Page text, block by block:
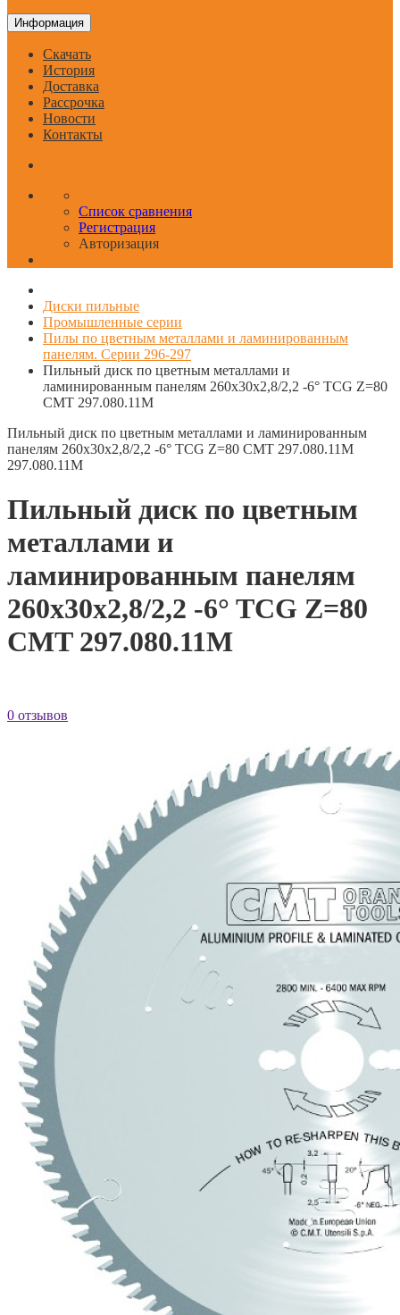
Информация
Скачать
История
Доставка
Рассрочка
Новости
Контакты
Список сравнения
Регистрация
Авторизация
Диски пильные
Промышленные серии
Пилы по цветным металлами и ламинированным
панелям. Серии 296-297
Пильный диск по цветным металлами и
ламинированным панелям 260x30x2,8/2,2 -6° TCG Z=80
CMT 297.080.11M
Пильный диск по цветным металлами и ламинированным
панелям 260x30x2,8/2,2 -6° TCG Z=80 CMT 297.080.11M
297.080.11M
Пильный диск по цветным
металлами и
ламинированным панелям
260x30x2,8/2,2 -6° TCG Z=80
CMT 297.080.11M
0 отзывов